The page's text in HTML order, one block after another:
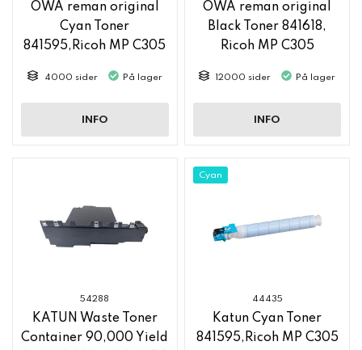
OWA reman original
Cyan Toner
841595,Ricoh MP C305
4000 sider På lager
INFO
OWA reman original
Black Toner 841618,
Ricoh MP C305
12000 sider På lager
INFO
54288
KATUN Waste Toner
Container 90,000 Yield
Cyan
44435
Katun Cyan Toner
841595,Ricoh MP C305